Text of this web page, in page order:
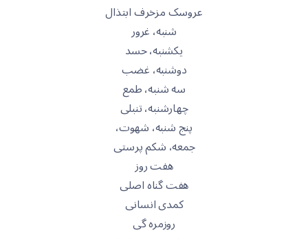
عروسک مزخرف ابتذال
شنبه، غرور
یکشنبه، حسد
دوشنبه، غضب
سه شنبه، طمع
چهارشنبه، تنبلی
پنج شنبه، شهوت،
جمعه، شکم پرستی
هفت روز
هفت گناه اصلی
کمدی انسانی
روزمره گی